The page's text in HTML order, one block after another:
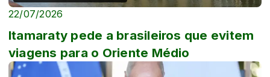
22/07/2026
Itamaraty pede a brasileiros que evitem
viagens para o Oriente Médio